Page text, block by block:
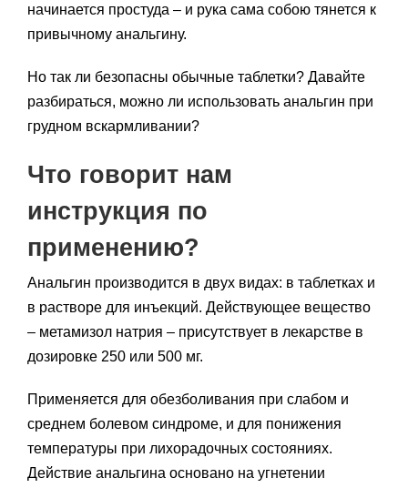
начинается простуда – и рука сама собою тянется к
привычному анальгину.
Но так ли безопасны обычные таблетки? Давайте
разбираться, можно ли использовать анальгин при
грудном вскармливании?
Что говорит нам
инструкция по
применению?
Анальгин производится в двух видах: в таблетках и
в растворе для инъекций. Действующее вещество
– метамизол натрия – присутствует в лекарстве в
дозировке 250 или 500 мг.
Применяется для обезболивания при слабом и
среднем болевом синдроме, и для понижения
температуры при лихорадочных состояниях.
Действие анальгина основано на угнетении